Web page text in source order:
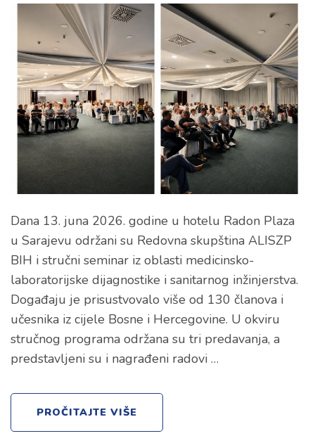
Dana 13. juna 2026. godine u hotelu Radon Plaza
u Sarajevu održani su Redovna skupština ALISZP
BIH i stručni seminar iz oblasti medicinsko-
laboratorijske dijagnostike i sanitarnog inžinjerstva.
Događaju je prisustvovalo više od 130 članova i
učesnika iz cijele Bosne i Hercegovine. U okviru
stručnog programa održana su tri predavanja, a
predstavljeni su i nagrađeni radovi …
PROČITAJTE VIŠE